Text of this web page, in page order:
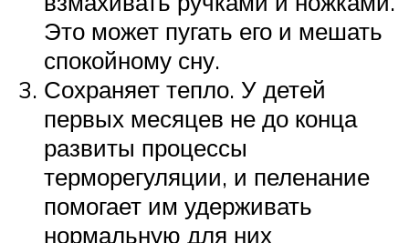
Это может пугать его и мешать
спокойному сну.
Сохраняет тепло. У детей
первых месяцев не до конца
развиты процессы
терморегуляции, и пеленание
помогает им удерживать
нормальную для них